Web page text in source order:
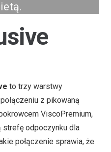
to trzy warstwy
z pikowaną
ViscoPremium,
odpoczynku dla
połączenie sprawia, że